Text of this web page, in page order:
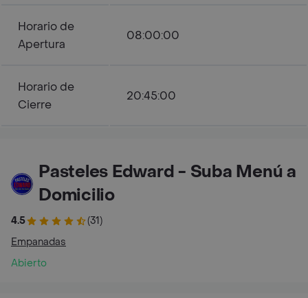
Horario de
Apertura
08:00:00
Horario de
Cierre
20:45:00
Pasteles Edward - Suba Menú a
Domicilio
4.5
(31)
Empanadas
Abierto